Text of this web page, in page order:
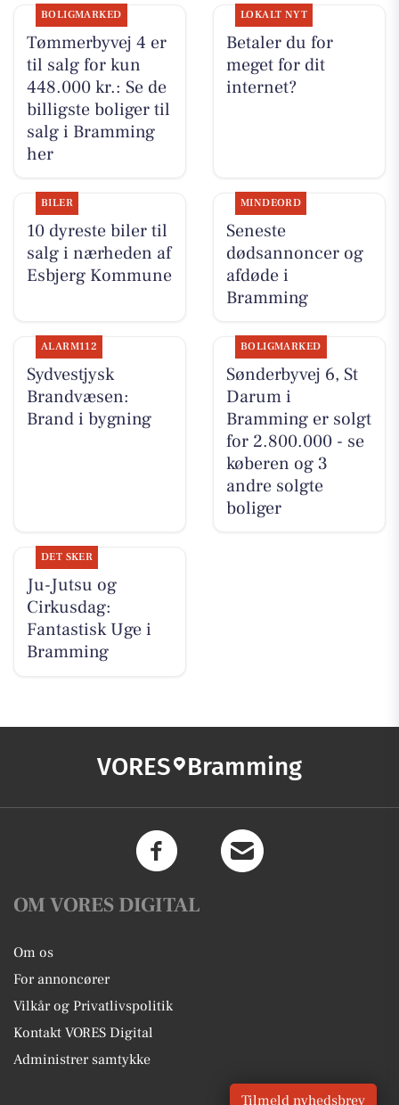
BOLIGMARKED
Tømmerbyvej 4 er
til salg for kun
448.000 kr.: Se de
billigste boliger til
salg i Bramming
her
LOKALT NYT
Betaler du for
meget for dit
internet?
BILER
10 dyreste biler til
salg i nærheden af
Esbjerg Kommune
MINDEORD
Seneste
dødsannoncer og
afdøde i
Bramming
ALARM112
Sydvestjysk
Brandvæsen:
Brand i bygning
BOLIGMARKED
Sønderbyvej 6, St
Darum i
Bramming er solgt
for 2.800.000 - se
køberen og 3
andre solgte
boliger
DET SKER
Ju-Jutsu og
Cirkusdag:
Fantastisk Uge i
Bramming
VORES Bramming
OM VORES DIGITAL
Om os
For annoncører
Vilkår og Privatlivspolitik
Kontakt VORES Digital
Administrer samtykke
Tilmeld nyhedsbrev